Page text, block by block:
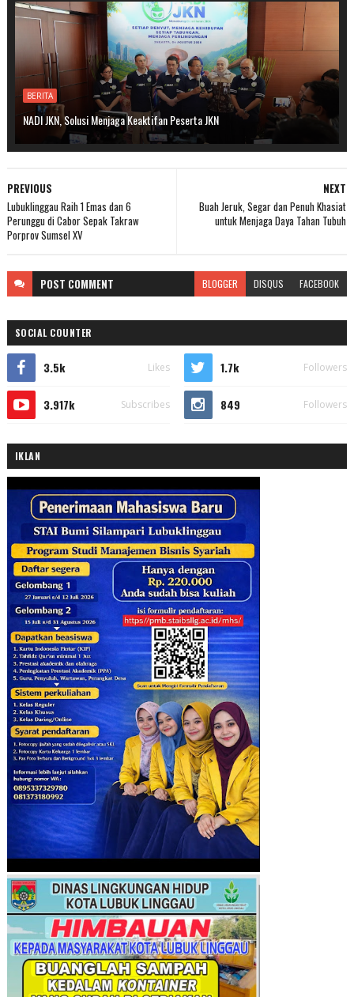
BERITA
NADI JKN, Solusi Menjaga Keaktifan Peserta JKN
NEXT
Buah Jeruk, Segar dan Penuh Khasiat
untuk Menjaga Daya Tahan Tubuh
PREVIOUS
Lubuklinggau Raih 1 Emas dan 6
Perunggu di Cabor Sepak Takraw
Porprov Sumsel XV
POST COMMENT BLOGGER DISQUS FACEBOOK
SOCIAL COUNTER
3.5k Likes 1.7k Followers
3.917k Subscribes 849 Followers
IKLAN